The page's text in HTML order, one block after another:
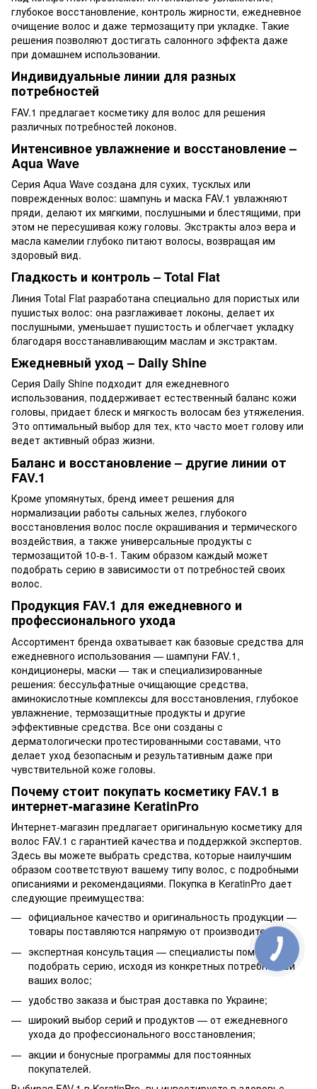
глубокое восстановление, контроль жирности, ежедневное
очищение волос и даже термозащиту при укладке. Такие
решения позволяют достигать салонного эффекта даже
при домашнем использовании.
Индивидуальные линии для разных
потребностей
FAV.1 предлагает косметику для волос для решения
различных потребностей локонов.
Интенсивное увлажнение и восстановление –
Aqua Wave
Серия Aqua Wave создана для сухих, тусклых или
поврежденных волос: шампунь и маска FAV.1 увлажняют
пряди, делают их мягкими, послушными и блестящими, при
этом не пересушивая кожу головы. Экстракты алоэ вера и
масла камелии глубоко питают волосы, возвращая им
здоровый вид.
Гладкость и контроль – Total Flat
Линия Total Flat разработана специально для пористых или
пушистых волос: она разглаживает локоны, делает их
послушными, уменьшает пушистость и облегчает укладку
благодаря восстанавливающим маслам и экстрактам.
Ежедневный уход – Daily Shine
Серия Daily Shine подходит для ежедневного
использования, поддерживает естественный баланс кожи
головы, придает блеск и мягкость волосам без утяжеления.
Это оптимальный выбор для тех, кто часто моет голову или
ведет активный образ жизни.
Баланс и восстановление – другие линии от
FAV.1
Кроме упомянутых, бренд имеет решения для
нормализации работы сальных желез, глубокого
восстановления волос после окрашивания и термического
воздействия, а также универсальные продукты с
термозащитой 10-в-1. Таким образом каждый может
подобрать серию в зависимости от потребностей своих
волос.
Продукция FAV.1 для ежедневного и
профессионального ухода
Ассортимент бренда охватывает как базовые средства для
ежедневного использования — шампуни FAV.1,
кондиционеры, маски — так и специализированные
решения: бессульфатные очищающие средства,
аминокислотные комплексы для восстановления, глубокое
увлажнение, термозащитные продукты и другие
эффективные средства. Все они созданы с
дерматологически протестированными составами, что
делает уход безопасным и результативным даже при
чувствительной коже головы.
Почему стоит покупать косметику FAV.1 в
интернет-магазине KeratinPro
Интернет-магазин предлагает оригинальную косметику для
волос FAV.1 с гарантией качества и поддержкой экспертов.
Здесь вы можете выбрать средства, которые наилучшим
образом соответствуют вашему типу волос, с подробными
описаниями и рекомендациями. Покупка в KeratinPro дает
следующие преимущества:
официальное качество и оригинальность продукции —
товары поставляются напрямую от производителя;
экспертная консультация — специалисты помогут
подобрать серию, исходя из конкретных потребностей
ваших волос;
удобство заказа и быстрая доставка по Украине;
широкий выбор серий и продуктов — от ежедневного
ухода до профессионального восстановления;
акции и бонусные программы для постоянных
покупателей.